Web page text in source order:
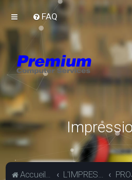
FAQ
Accueil du forum L'IMPRESSION 3D